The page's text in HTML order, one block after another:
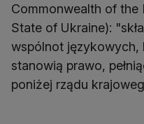
Commonwealth of the
State of Ukraine):
wspólnot językowych,
stanowią prawo,
poniżej rządu